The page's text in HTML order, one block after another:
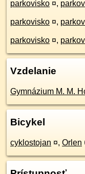
parkovisko ¤,
parkovisko ¤,
parkovisko ¤,
Vzdelanie
Gymnázium M. M.
Bicykel
cyklostojan ¤, Orlen